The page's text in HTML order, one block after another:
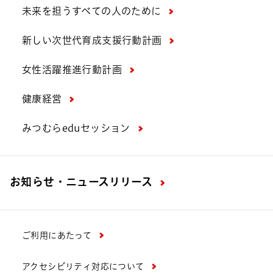
未来を担うすべての人のために
新しい次世代育成支援行動計画
女性活躍推進行動計画
健康経営
みつむらeduセッション
お知らせ・ニュースリリース
ご利用にあたって
アクセシビリティ対応について